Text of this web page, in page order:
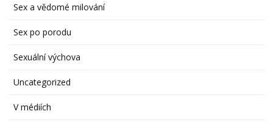
Sex a vědomé milování
Sex po porodu
Sexuální výchova
Uncategorized
V médiích